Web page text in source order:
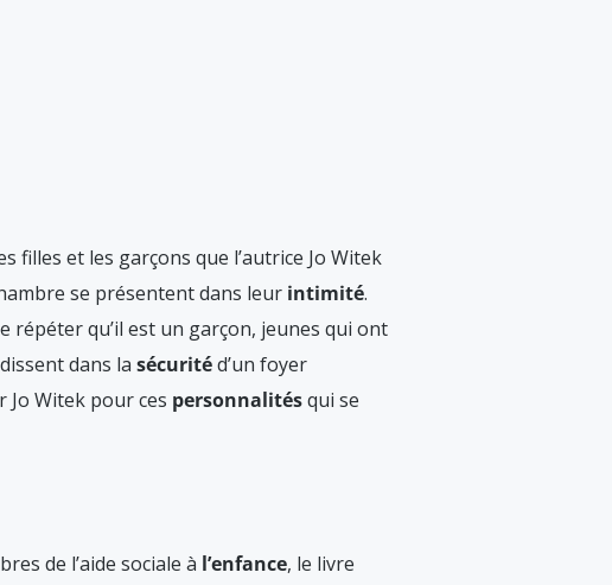
filles et les garçons que l’autrice Jo Witek
se présentent dans leur intimité.
répéter qu’il est un garçon, jeunes qui ont
dans la sécuritéd’un foyer
Jo Witek pour ces personnalitésqui se
de l’aide sociale à l’enfance, le livre